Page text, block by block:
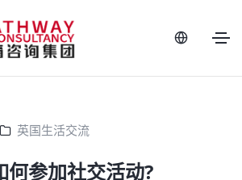
英国生活交流
何参加社交活动?